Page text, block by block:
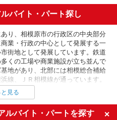
バイト・パート探し
り、相模原市の行政区の中央部分
業・行政の中心として発展する一
街地として発展しています。鉄道
くの工場や商業施設が立ち並んで
地があり、北部には相模総合補給
線、ＪＲ相模線が通っています。
などの行政、商業施設、住宅街が
ーやファミレス、ファーストフー
数の商業施設が集まっています。
ッフ、キッチンスタッフ、受付の
と見る
ルバイト・パートを探す